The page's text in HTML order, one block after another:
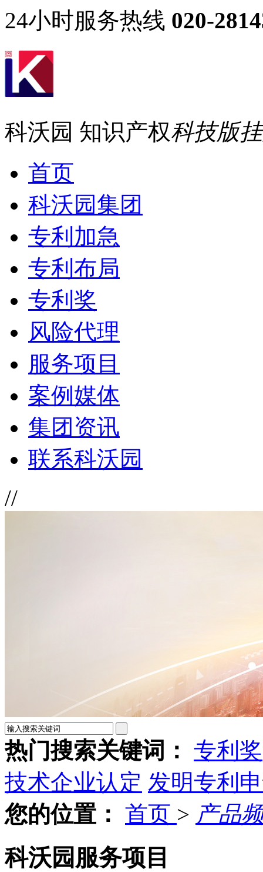
24小时服务热线 020-
科沃园 知识产权科技版
首页
科沃园集团
专利加急
专利布局
专利奖
风险代理
服务项目
案例媒体
集团资讯
联系科沃园
//
热门搜索关键词： 专利奖
技术企业认定 发明专利
您的位置： 首页 > 产品
科沃园服务项目